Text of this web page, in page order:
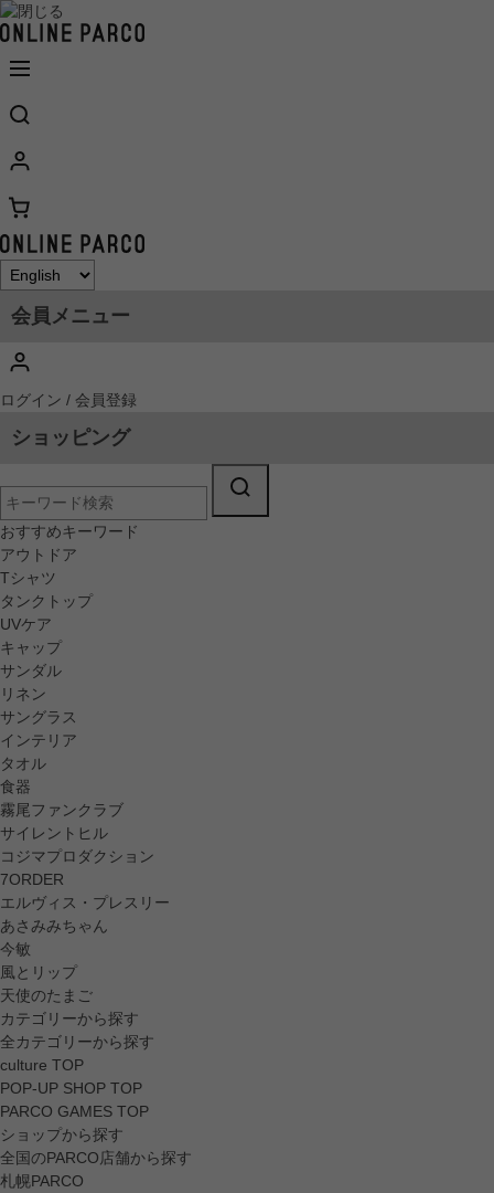
会員メニュー
ログイン / 会員登録
ショッピング
おすすめキーワード
アウトドア
Tシャツ
タンクトップ
UVケア
キャップ
サンダル
リネン
サングラス
インテリア
タオル
食器
霧尾ファンクラブ
サイレントヒル
コジマプロダクション
7ORDER
エルヴィス・プレスリー
あさみみちゃん
今敏
風とリップ
天使のたまご
カテゴリーから探す
全カテゴリーから探す
culture TOP
POP-UP SHOP TOP
PARCO GAMES TOP
ショップから探す
全国のPARCO店舗から探す
札幌PARCO